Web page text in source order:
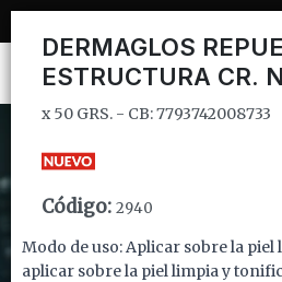
x 50 GRS. - CB: 7793742008733
DERMAGLOS
ESTRUCTURA CR.
x 50 GRS. - CB: 7793742008733
Código: 2940
Modo de uso: Aplicar sobre la
aplicar sobre la piel limpia y
INSTITUCIONAL